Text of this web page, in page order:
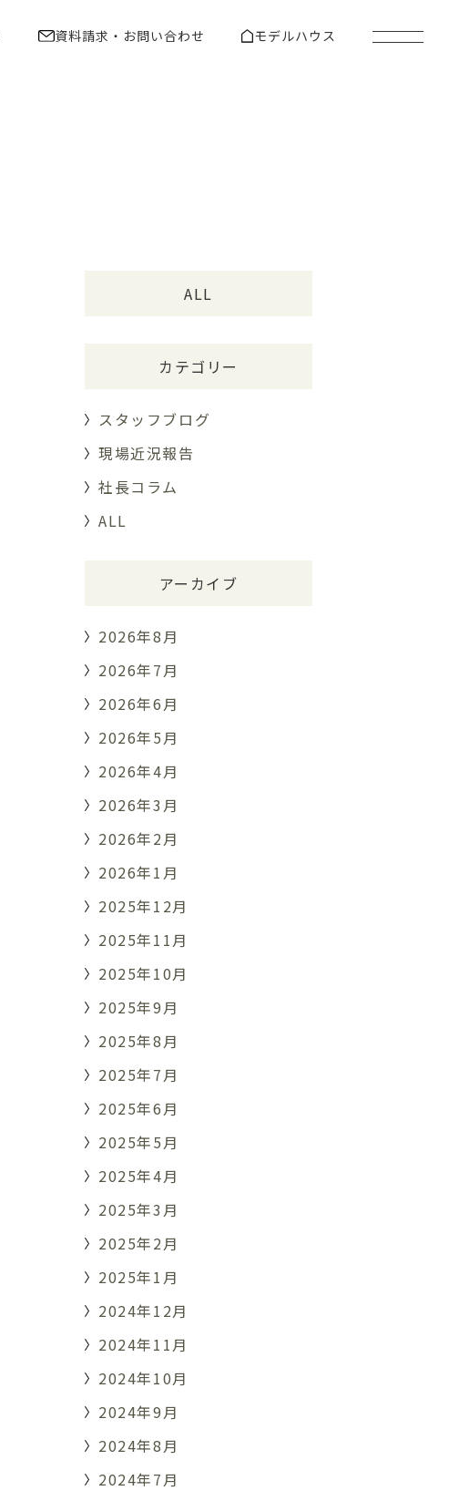
資料請求・お問い合わせ モデルハウス
ALL
カテゴリー
スタッフブログ
現場近況報告
社長コラム
ALL
アーカイブ
2026年8月
2026年7月
2026年6月
2026年5月
2026年4月
2026年3月
2026年2月
2026年1月
2025年12月
2025年11月
2025年10月
2025年9月
2025年8月
2025年7月
2025年6月
2025年5月
2025年4月
2025年3月
2025年2月
2025年1月
2024年12月
2024年11月
2024年10月
2024年9月
2024年8月
2024年7月